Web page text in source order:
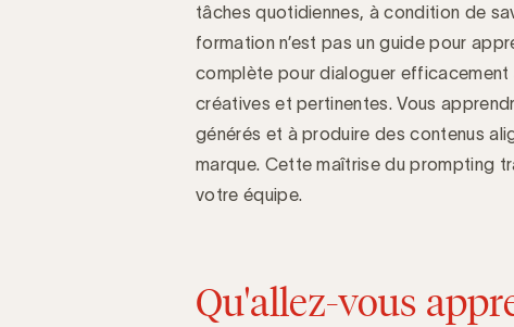
Introduction
tâches quotidiennes, à condition de
formation n’est pas un guide pour
complète pour dialoguer
créatives et pertinentes. Vous
générés et à produire des contenus
marque. Cette maîtrise du prompting
votre équipe.
Qu'allez-vous